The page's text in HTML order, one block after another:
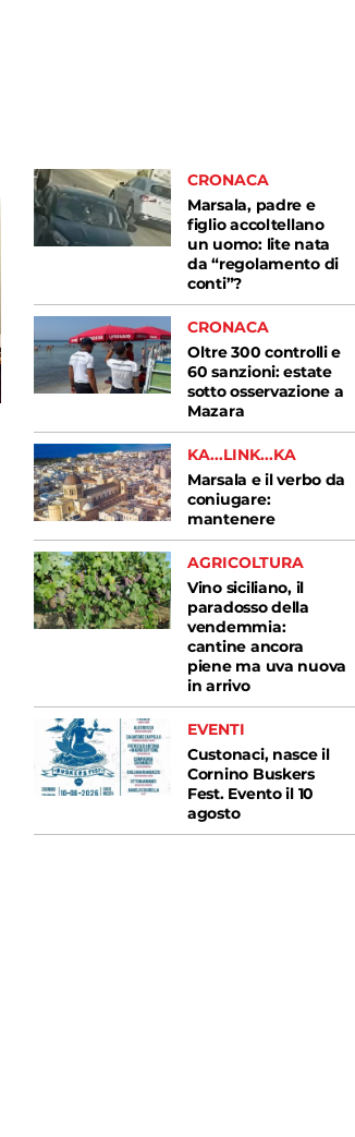
CRONACA
Marsala, padre e
figlio accoltellano
un uomo: lite nata
da “regolamento di
conti”?
CRONACA
Oltre 300 controlli e
60 sanzioni: estate
sotto osservazione a
Mazara
KA...LINK...KA
Marsala e il verbo da
coniugare:
mantenere
AGRICOLTURA
Vino siciliano, il
paradosso della
vendemmia:
cantine ancora
piene ma uva nuova
in arrivo
EVENTI
Custonaci, nasce il
Cornino Buskers
Fest. Evento il 10
agosto